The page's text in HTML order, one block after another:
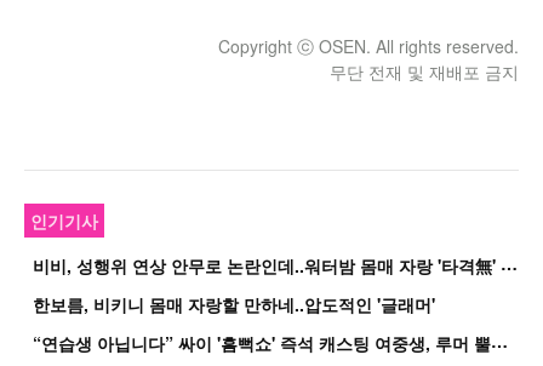
Copyright ⓒ OSEN. All rights reserved.
무단 전재 및 재배포 금지
인기기사
비
비, 성행위 연상 안무로 논란인데..워터밤 몸매 자랑 '타격無' 근황
한보름, 비키니 몸매 자랑할 만하네..압도적인 '글래머'
“
연습생 아닙니다” 싸이 '흠뻑쇼' 즉석 캐스팅 여중생, 루머 뿔났다[Oh!쎈 이...